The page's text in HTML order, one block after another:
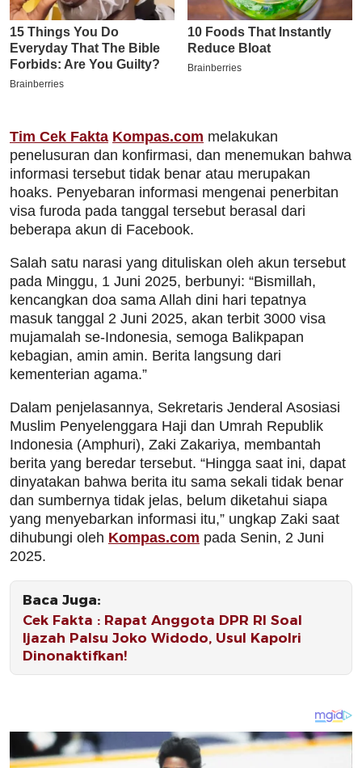
Tim Cek Fakta Kompas.com melakukan
penelusuran dan konfirmasi, dan menemukan bahwa
informasi tersebut tidak benar atau merupakan
hoaks. Penyebaran informasi mengenai penerbitan
visa furoda pada tanggal tersebut berasal dari
beberapa akun di Facebook.
Salah satu narasi yang dituliskan oleh akun tersebut
pada Minggu, 1 Juni 2025, berbunyi: “Bismillah,
kencangkan doa sama Allah dini hari tepatnya
masuk tanggal 2 Juni 2025, akan terbit 3000 visa
mujamalah se-Indonesia, semoga Balikpapan
kebagian, amin amin. Berita langsung dari
kementerian agama.”
Dalam penjelasannya, Sekretaris Jenderal Asosiasi
Muslim Penyelenggara Haji dan Umrah Republik
Indonesia (Amphuri), Zaki Zakariya, membantah
berita yang beredar tersebut. “Hingga saat ini, dapat
dinyatakan bahwa berita itu sama sekali tidak benar
dan sumbernya tidak jelas, belum diketahui siapa
yang menyebarkan informasi itu,” ungkap Zaki saat
dihubungi oleh Kompas.com pada Senin, 2 Juni
2025.
Baca Juga:
Cek Fakta : Rapat Anggota DPR RI Soal
Ijazah Palsu Joko Widodo, Usul Kapolri
Dinonaktifkan!